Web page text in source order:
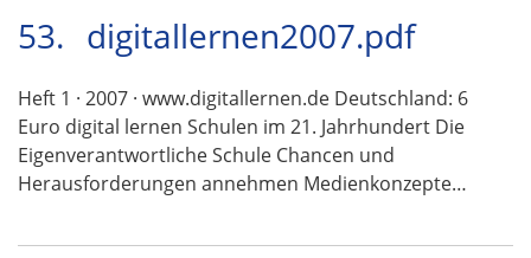
53. digitallernen2007.pdf
Heft 1 · 2007 · www.digitallernen.de Deutschland: 6
Euro digital lernen Schulen im 21. Jahrhundert Die
Eigenverantwortliche Schule Chancen und
Herausforderungen annehmen Medienkonzepte…